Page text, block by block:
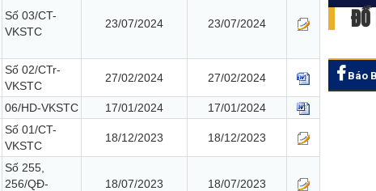
Số 03/CT-
VKSTC
23/07/2024 23/07/2024
Số 02/CTr-
VKSTC
27/02/2024 27/02/2024
06/HD-VKSTC 17/01/2024 17/01/2024
Số 01/CT-
VKSTC
18/12/2023 18/12/2023
Số 255,
256/QĐ-
18/07/2023 18/07/2023
ĐỒ
Báo